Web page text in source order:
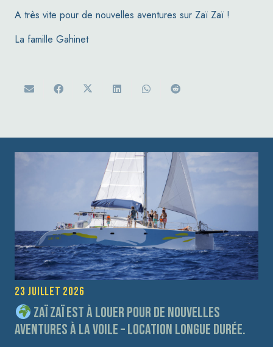
A très vite pour de nouvelles aventures sur Zaï Zaï !
La famille Gahinet
23 juillet 2026
Zaï Zaï est à louer pour de nouvelles
aventures à la voile – Location longue durée.